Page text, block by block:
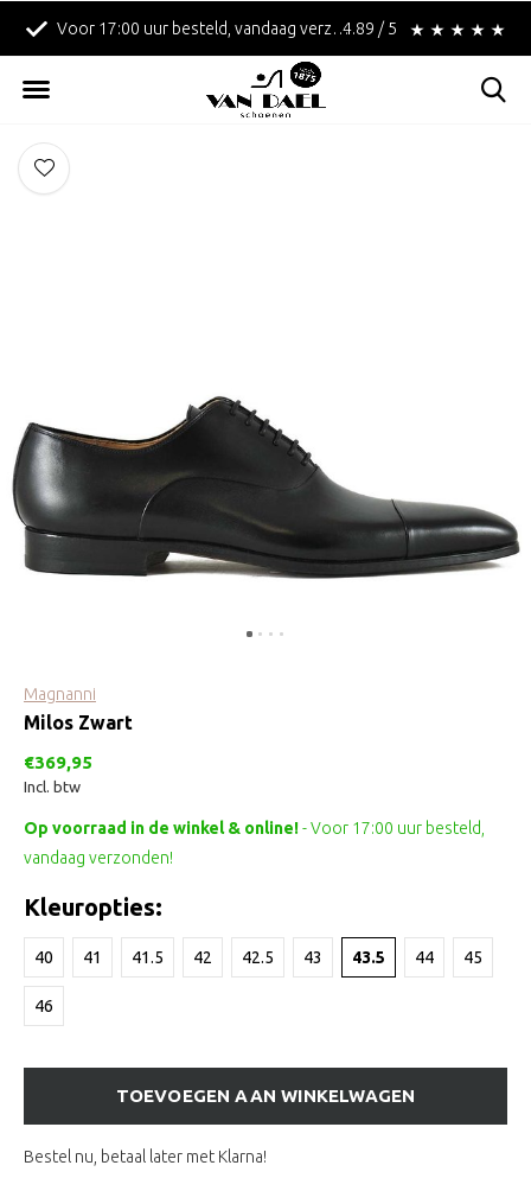
Betaal achteraf met Klarna! Gratis verzending
4.89 / 5
Magnanni
Milos Zwart
€369,95
Incl. btw
Op voorraad in de winkel & online!- Voor 17:00 uur besteld,
vandaag verzonden!
Kleuropties:
40 41 41.5 42 42.5 43 43.5 44 45
46
TOEVOEGEN AAN WINKELWAGEN
Bestel nu, betaal later met Klarna!